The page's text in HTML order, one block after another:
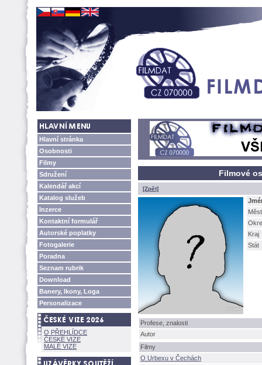
Hlavní stránka
Osobnosti
Filmy
Sdružení
Kalendář akcí
Katalog služeb
Inzerce
Kontaktní formulář
Autorské poplatky
Fotogalerie
Poradna
Seznam rubrik
Download
Banery, Ikony, Loga
Personalizace
O PŘEHLÍDCE
ČESKÉ VIZE
MALÉ VIZE
Filmové
[Zpět]
Kraj
Stát
Profese, znalosti
Autor
Filmy
O Urbexu v Čechách